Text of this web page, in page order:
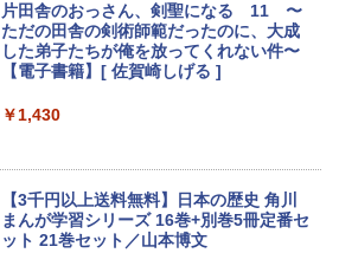
【期間限定破格金額！】新生活 新古品 W
in11搭載 パソコンノートパソコンoffice
付き 初心者向けノートPC 初期設定済 1
5.6型 インテル高速CPU ランダムで発送
Webカメラ zoom 軽量薄型 無線 型番更
￥9,980
【おまかせPC】 デスクトップパソコン
Win11搭載 省スペース型 第8世代Core i5
/ 8GB以上 / SSD/HDDストレージ選択式
有名メーカー（DELL HP 富士通 NEC レ
トップ Windows11 Office付き 設定済み
￥19,800
mini HDMI - HDMIオスメス HDMI - mini
HDMIオスメス変換アダプタ1080pサポー
ト【送料無料】
ラスディスプレイ台 GH-DKBB-CL[GHD
KBBCL]
片田舎のおっさん、剣聖になる 11 〜
ただの田舎の剣術師範だったのに、大成
した弟子たちが俺を放ってくれない件〜
【電子書籍】[ 佐賀崎しげる ]
￥1,430
【3千円以上送料無料】日本の歴史 角川
まんが学習シリーズ 16巻+別巻5冊定番セ
ット 21巻セット／山本博文